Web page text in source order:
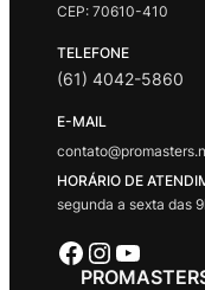
CEP: 70610-410
TELEFONE
(61) 4042-5860
E-MAIL
HORÁRIO DE
segunda a sexta das
Facebook Instagram Youtube